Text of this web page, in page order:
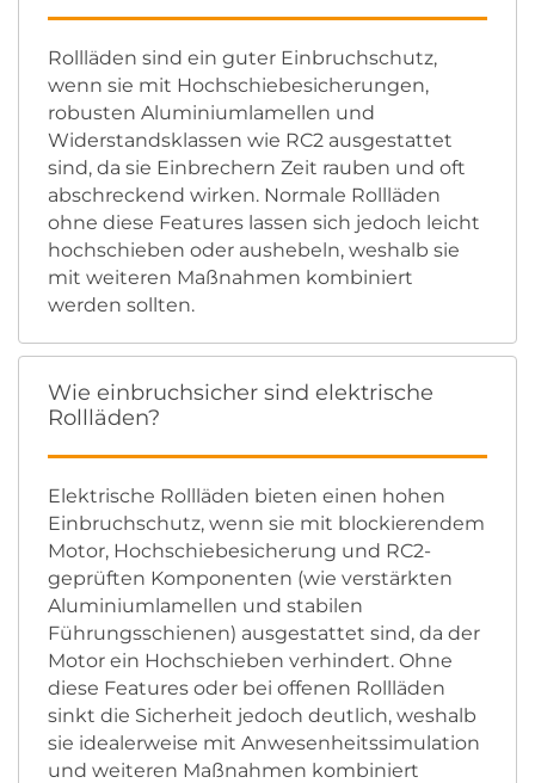
Rollläden sind ein guter Einbruchschutz,
wenn sie mit Hochschiebesicherungen,
robusten Aluminiumlamellen und
Widerstandsklassen wie RC2 ausgestattet
sind, da sie Einbrechern Zeit rauben und oft
abschreckend wirken. Normale Rollläden
ohne diese Features lassen sich jedoch leicht
hochschieben oder aushebeln, weshalb sie
mit weiteren Maßnahmen kombiniert
werden sollten.
Wie einbruchsicher sind elektrische
Rollläden?
Elektrische Rollläden bieten einen hohen
Einbruchschutz, wenn sie mit blockierendem
Motor, Hochschiebesicherung und RC2-
geprüften Komponenten (wie verstärkten
Aluminiumlamellen und stabilen
Führungsschienen) ausgestattet sind, da der
Motor ein Hochschieben verhindert. Ohne
diese Features oder bei offenen Rollläden
sinkt die Sicherheit jedoch deutlich, weshalb
sie idealerweise mit Anwesenheitssimulation
und weiteren Maßnahmen kombiniert